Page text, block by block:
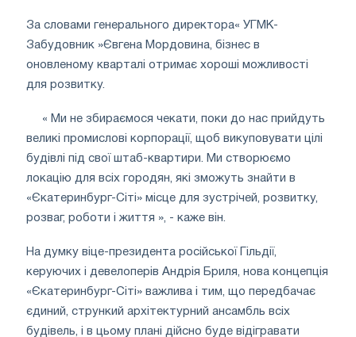
За словами генерального директора« УГМК-
Забудовник »Євгена Мордовина, бізнес в
оновленому кварталі отримає хороші можливості
для розвитку.
« Ми не збираємося чекати, поки до нас прийдуть
великі промислові корпорації, щоб викуповувати цілі
будівлі під свої штаб-квартири. Ми створюємо
локацію для всіх городян, які зможуть знайти в
«Єкатеринбург-Сіті» місце для зустрічей, розвитку,
розваг, роботи і життя », - каже він.
На думку віце-президента російської Гільдії,
керуючих і девелоперів Андрія Бриля, нова концепція
«Єкатеринбург-Сіті» важлива і тим, що передбачає
єдиний, стрункий архітектурний ансамбль всіх
будівель, і в цьому плані дійсно буде відігравати